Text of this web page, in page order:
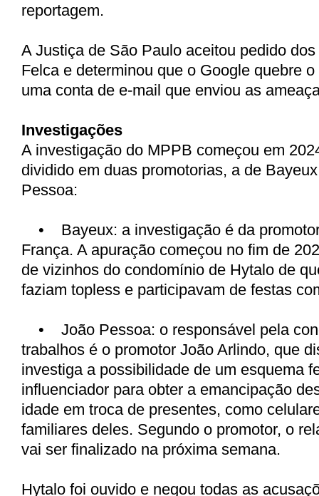
reportagem.
A Justiça de São Paulo aceitou pedido
Felca e determinou que o Google quebre
uma conta de e-mail que enviou as
Investigações
A investigação do MPPB começou em
dividido em duas promotorias, a de
Pessoa:
•
Bayeux: a investigação é da
França. A apuração começou no fim de
de vizinhos do condomínio de Hytalo de
faziam topless e participavam de festas
•
João Pessoa: o responsável pela
trabalhos é o promotor João Arlindo, que
investiga a possibilidade de um esquema
influenciador para obter a emancipação
idade em troca de presentes, como
familiares deles. Segundo o promotor, o
vai ser finalizado na próxima semana.
Hytalo foi ouvido e negou todas as